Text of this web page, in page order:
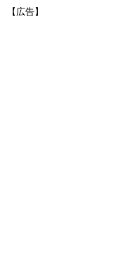
【広告】